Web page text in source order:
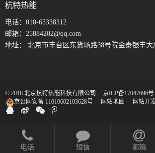
杭特热能
电话： 010-63338312
邮箱： 25884202@qq.com
地址： 北京市丰台区东货场路38号院金泰银丰大
© 2018 北京杭特热能科技有限公司
京ICP备17047696号
京公网安备 11010602103628号
网站地图 网站开
电话 短信 邮箱